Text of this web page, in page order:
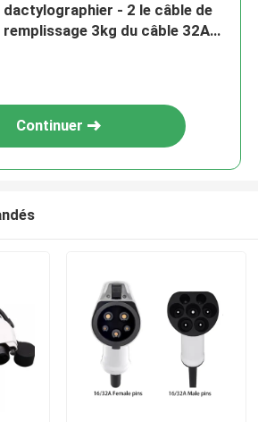
dactylographier - 2 le câble de
remplissage 3kg du câble 32A
Continuer